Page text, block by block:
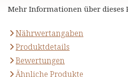
Mehr Informationen über dieses
Nährwertangaben
Produktdetails
Bewertungen
Ähnliche Produkte
stützen.